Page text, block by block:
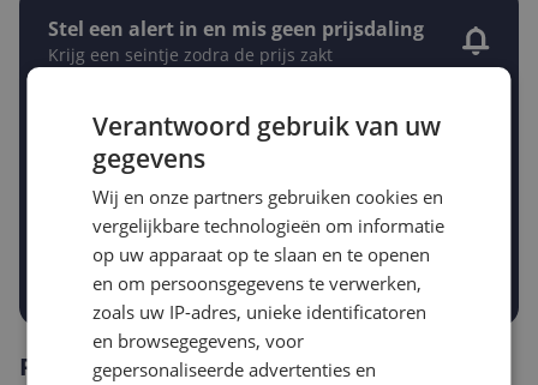
Stel een alert in en mis geen prijsdaling
Krijg een seintje zodra de prijs zakt
Jouw e-mailadres
Gewenste daling of bedrag
-5% -10% -15%
Gewenste prijs
€
Prijsalert aanzetten
Reviews
Verantwoord gebruik van uw
gegevens
Wij en onze partners gebruiken cookies en
vergelijkbare technologieën om informatie
op uw apparaat op te slaan en te openen
en om persoonsgegevens te verwerken,
zoals uw IP-adres, unieke identificatoren
en browsegegevens, voor
gepersonaliseerde advertenties en